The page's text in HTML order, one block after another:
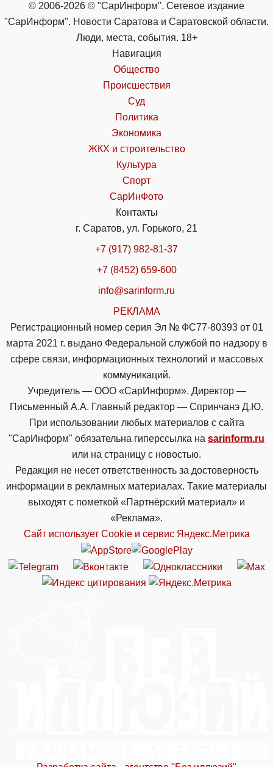
© 2006-2026 © "СарИнформ". Сетевое издание
"СарИнформ". Новости Саратова и Саратовской области.
Люди, места, события. 18+
Навигация
Общество
Происшествия
Суд
Политика
Экономика
ЖКХ и строительство
Культура
Спорт
СарИнФото
Контакты
г. Саратов, ул. Горького, 21
+7 (917) 982-81-37
+7 (8452) 659-600
info@sarinform.ru
РЕКЛАМА
Регистрационный номер серия Эл № ФС77-80393 от 01
марта 2021 г. выдано Федеральной службой по надзору в
сфере связи, информационных технологий и массовых
коммуникаций.
Учредитель — ООО «СарИнформ». Директор —
Письменный А.А. Главный редактор — Спринчанэ Д.Ю.
При использовании любых материалов с сайта
"СарИнформ" обязательна гиперссылка на sarinform.ru
или на страницу с новостью.
Редакция не несет ответственность за достоверность
информации в рекламных материалах. Такие материалы
выходят с пометкой «Партнёрский материал» и
«Реклама».
Сайт использует Cookie и сервиc Яндекс.Метрика